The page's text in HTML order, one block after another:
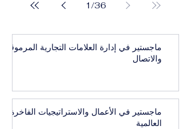
1 /36
ماجستير في إدارة العلامات التجارية المرموقة
والاتصال
ماجستير في الأعمال والاستراتيجيات الفاخرة
العالمية